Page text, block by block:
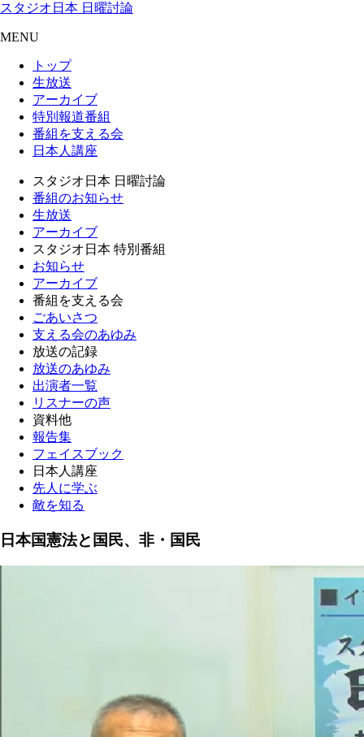
スタジオ日本 日曜討論
MENU
トップ
生放送
アーカイブ
特別報道番組
番組を支える会
日本人講座
スタジオ日本 日曜討論
番組のお知らせ
生放送
アーカイブ
スタジオ日本 特別番組
お知らせ
アーカイブ
番組を支える会
ごあいさつ
支える会のあゆみ
放送の記録
放送のあゆみ
出演者一覧
リスナーの声
資料他
報告集
フェイスブック
日本人講座
先人に学ぶ
敵を知る
日本国憲法と国民、非・国民